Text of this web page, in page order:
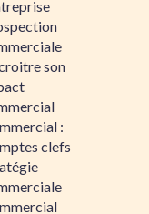
son
:
clefs